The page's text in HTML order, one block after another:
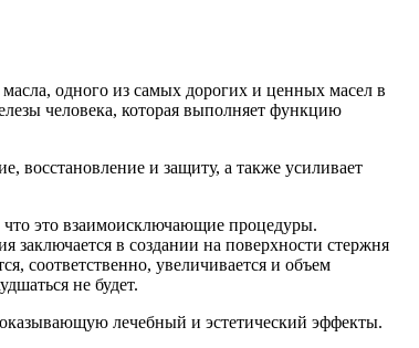
одного из самых дорогих и ценных масел в
человека, которая выполняет функцию
восстановление и защиту, а также усиливает
что это взаимоисключающие процедуры.
в создании на поверхности стержня
соответственно, увеличивается и объем
не будет.
лечебный и эстетический эффекты.